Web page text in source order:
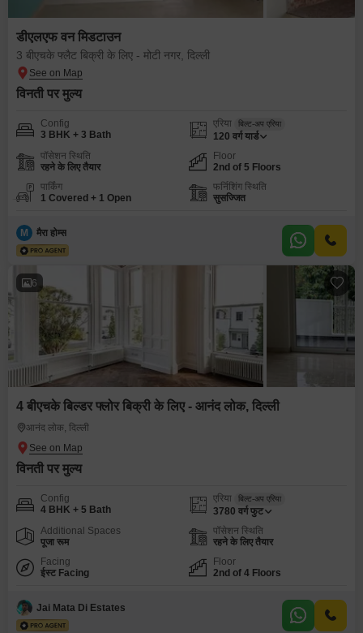
डीएलएफ वन मिडटाउन
3 बीएचके फ्लैट बिक्री के लिए - मोटी नगर, दिल्ली
विनती पर मुल्य
Config
3 BHK + 3 Bath
एरिया बिल्ट-अप एरिया
120 वर्ग यार्ड
पॉसेशन स्थिति
रहने के लिए तैयार
Floor
2nd of 5 Floors
पार्किंग
1 Covered + 1 Open
फर्निशिंग स्थिति
सुसज्जित
M मैरा होम्स
6
4 बीएचके बिल्डर फ्लोर बिक्री के लिए - आनंद लोक, दिल्ली
आनंद लोक, दिल्ली
विनती पर मुल्य
Config
4 BHK + 5 Bath
एरिया बिल्ट-अप एरिया
3780 वर्ग फुट
Additional Spaces
पूजा रूम
पॉसेशन स्थिति
रहने के लिए तैयार
Facing
ईस्ट Facing
Floor
2nd of 4 Floors
Jai Mata Di Estates